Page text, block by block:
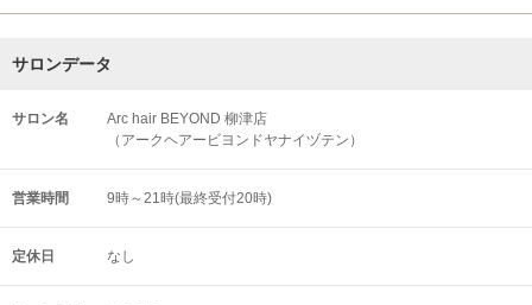
サロンデータ
サロン名
Arc hair BEYOND 柳津店
（アークヘアービヨンドヤナイヅテン）
営業時間 9時～21時(最終受付20時)
定休日 なし